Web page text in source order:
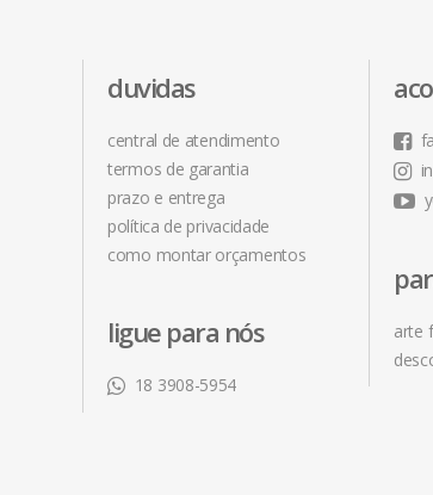
duvidas
central de atendimento
termos de garantia
prazo e entrega
política de privacidade
como montar orçamentos
ligue para nós
18 3908-5954
arte